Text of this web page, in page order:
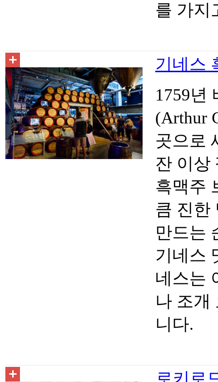
를 가지
기네스
1759년
(Arthur
곳으로
잔 이상
흑맥주
큼 진한
만드는
기네스
네스는
나 조개
니다.